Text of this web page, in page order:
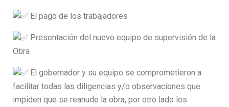
El pago de los trabajadores
Presentación del nuevo equipo de supervisión de la
Obra
El gobernador y su equipo se comprometieron a
facilitar todas las diligencias y/o observaciones que
impiden que se reanude la obra, por otro lado los